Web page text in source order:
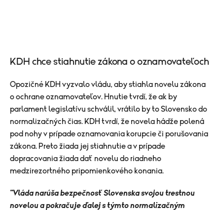
KDH chce stiahnutie zákona o oznamovateľoch
Opozičné KDH vyzvalo vládu, aby stiahla novelu zákona
o ochrane oznamovateľov. Hnutie tvrdí, že ak by
parlament legislatívu schválil, vrátilo by to Slovensko do
normalizačných čias. KDH tvrdí, že novela hádže polená
pod nohy v prípade oznamovania korupcie či porušovania
zákona. Preto žiada jej stiahnutie a v prípade
dopracovania žiada dať novelu do riadneho
medzirezortného pripomienkového konania.
"Vláda narúša bezpečnosť Slovenska svojou trestnou
novelou a pokračuje ďalej s týmto normalizačným